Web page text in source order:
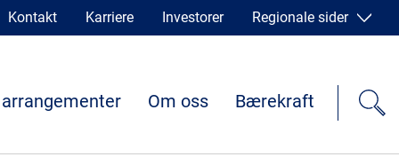
Kontakt Karriere Investorer Regionale sider
Om oss Bærekraft